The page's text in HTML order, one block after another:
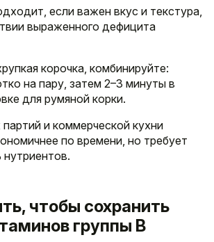
если важен вкус и текстура,
выраженного дефицита
корочка, комбинируйте:
на пару, затем 2–3 минуты в
для румяной корки.
и коммерческой кухни
по времени, но требует
нутриентов.
чтобы сохранить
группы B